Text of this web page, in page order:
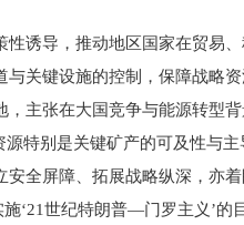
性诱导，推动地区国家在贸易
关键设施的控制，保障战略
主张在大国竞争与能源转型
特别是关键矿产的可及性与
全屏障、拓展战略纵深，亦
施‘21世纪特朗普—门罗主义’